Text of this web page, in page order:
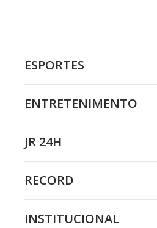
ESPORTES
ENTRETENIMENTO
JR 24H
RECORD
INSTITUCIONAL